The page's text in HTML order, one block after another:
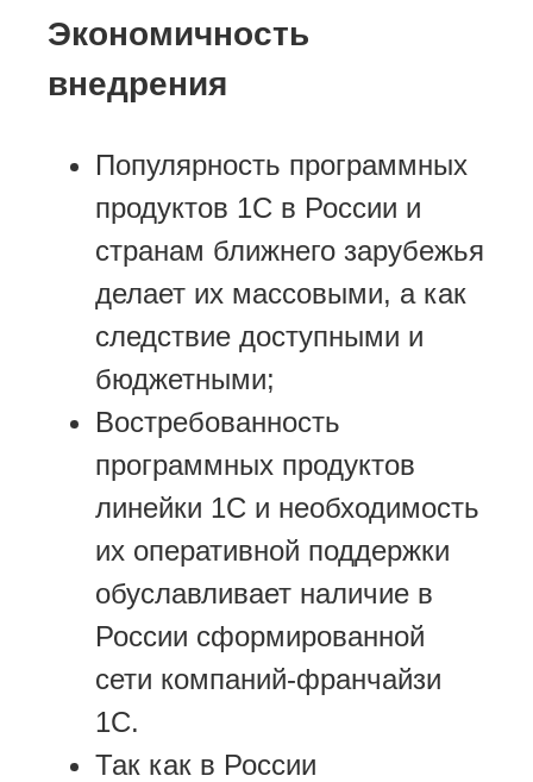
Экономичность
внедрения
Популярность программных
продуктов 1С в России и
странам ближнего зарубежья
делает их массовыми, а как
следствие доступными и
бюджетными;
Востребованность
программных продуктов
линейки 1С и необходимость
их оперативной поддержки
обуславливает наличие в
России сформированной
сети компаний-франчайзи
1С.
Так как в России